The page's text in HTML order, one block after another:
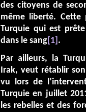
des citoyens de
même liberté. Cette
Turquie qui est
dans le sang [1] .
Par ailleurs, la
Irak, veut rétablir
vu lors de
Turquie en juillet
les rebelles et des